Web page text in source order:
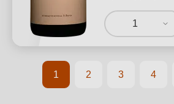
1
Seite
1
Seite
2
Seite
3
Seite
4